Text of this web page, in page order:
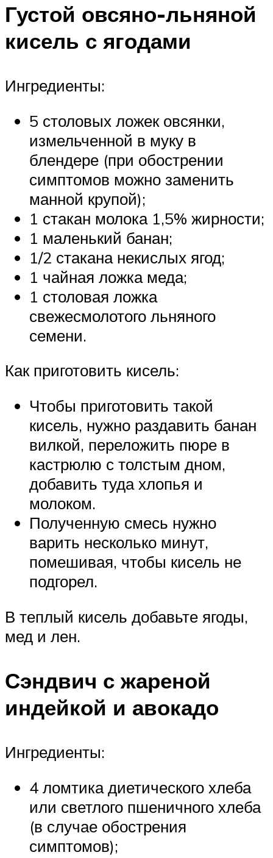
Густой овсяно-льняной
кисель с ягодами
Ингредиенты:
5 столовых ложек овсянки,
измельченной в муку в
блендере (при обострении
симптомов можно заменить
манной крупой);
1 стакан молока 1,5% жирности;
1 маленький банан;
1/2 стакана некислых ягод;
1 чайная ложка меда;
1 столовая ложка
свежесмолотого льняного
семени.
Как приготовить кисель:
Чтобы приготовить такой
кисель, нужно раздавить банан
вилкой, переложить пюре в
кастрюлю с толстым дном,
добавить туда хлопья и
молоком.
Полученную смесь нужно
варить несколько минут,
помешивая, чтобы кисель не
подгорел.
В теплый кисель добавьте ягоды,
мед и лен.
Сэндвич с жареной
индейкой и авокадо
Ингредиенты:
4 ломтика диетического хлеба
или светлого пшеничного хлеба
(в случае обострения
симптомов);